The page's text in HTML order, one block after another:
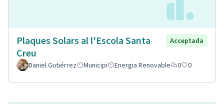
Plaques Solars al l'Escola Santa
Creu
Acceptada
Daniel Gutiérrez Municipi Energia Renovable 0 0